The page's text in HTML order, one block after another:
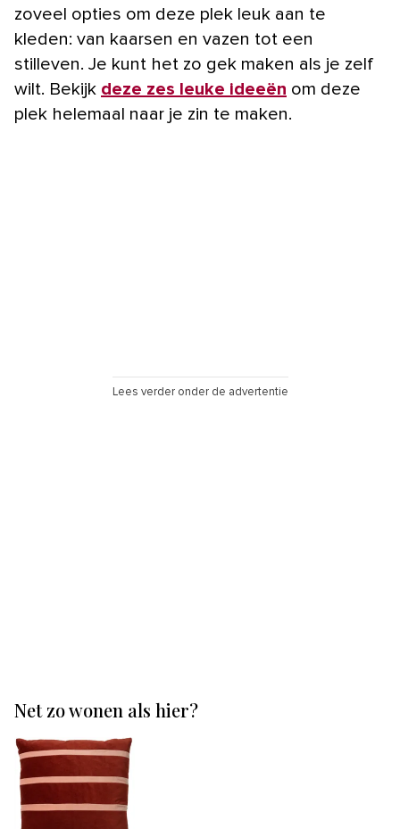
zoveel opties om deze plek leuk aan te
kleden: van kaarsen en vazen tot een
stilleven. Je kunt het zo gek maken als je zelf
wilt. Bekijk deze zes leuke ideeën om deze
plek helemaal naar je zin te maken.
Lees verder onder de advertentie
Net zo wonen als hier?